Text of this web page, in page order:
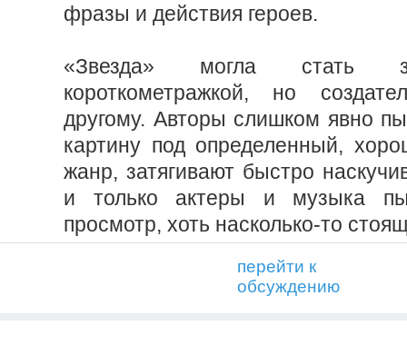
фразы и действия героев.
«Звезда» могла стать
короткометражкой, но
другому. Авторы слишком явно
картину под определенный,
жанр, затягивают быстро
и только актеры и музыка
просмотр, хоть насколько-то
перейти к
обсуждению